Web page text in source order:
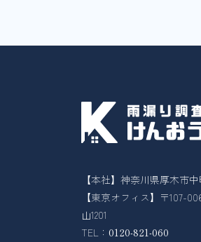
【本社】神奈川県厚木市
【東京オフィス】〒107-
山1201
TEL： 0120-821-060